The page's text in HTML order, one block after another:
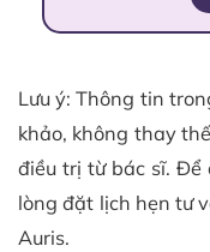
Lưu ý: Thông tin
khảo, không thay
điều trị từ bác sĩ. Để
lòng đặt lịch hẹn tư
Auris.